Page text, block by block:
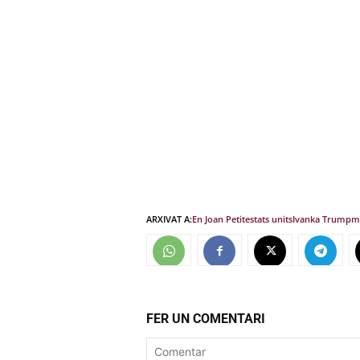
ARXIVAT A:En Joan Petitestats unitsIvanka Trump
FER UN COMENTARI